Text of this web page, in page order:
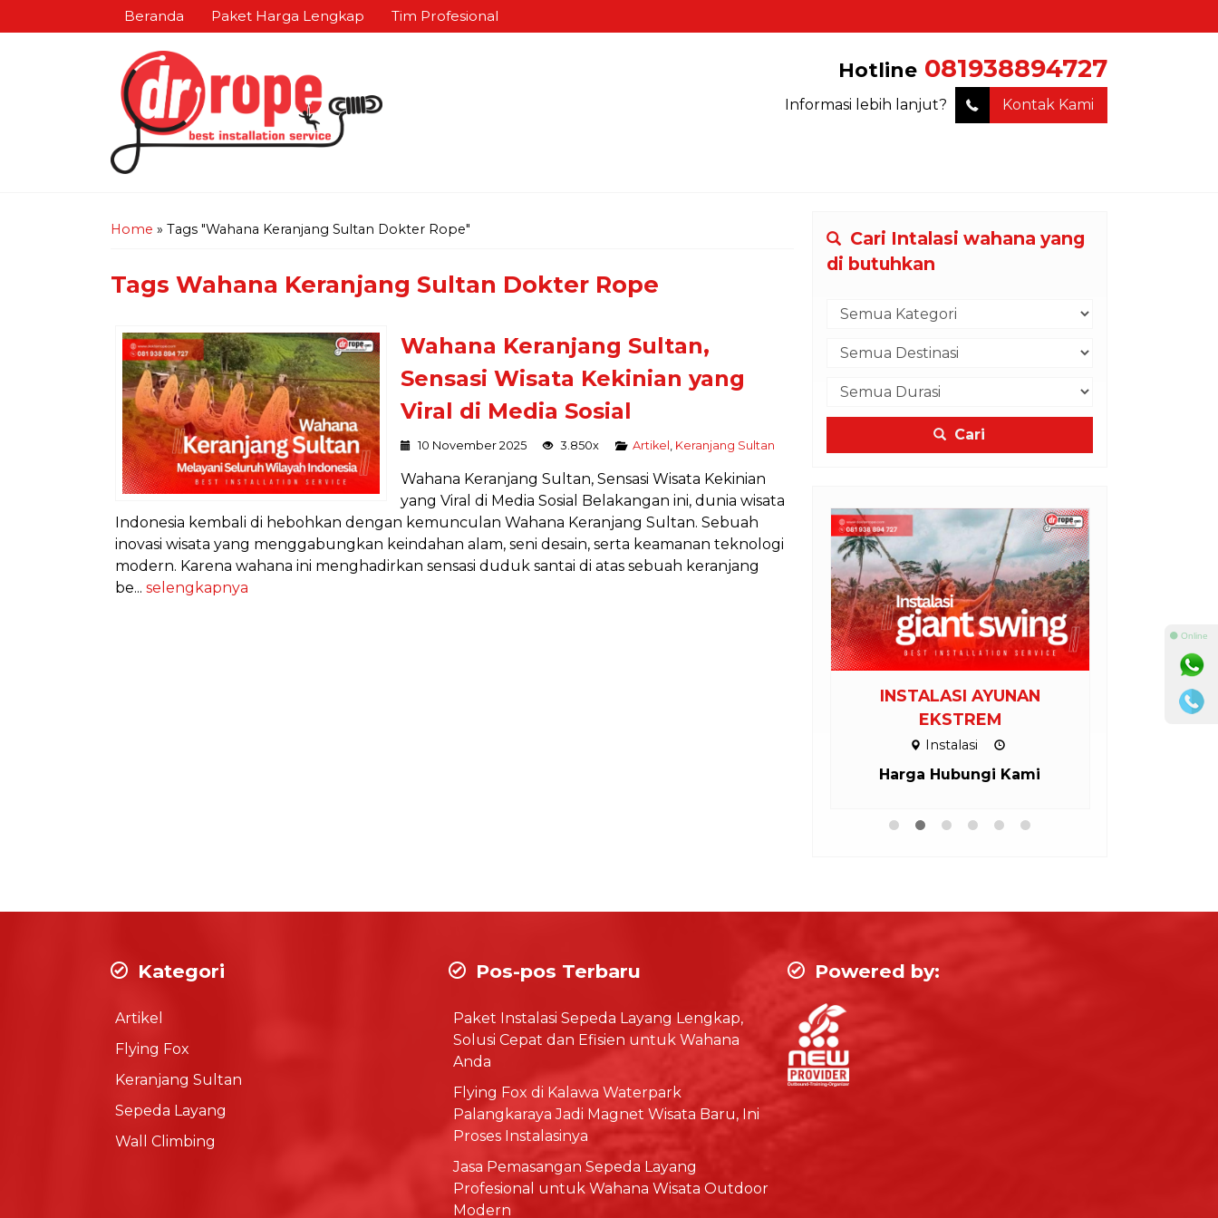
Beranda Paket Harga Lengkap Tim Profesional
Hotline 081938894727
Informasi lebih lanjut? Kontak Kami
Home » Tags "Wahana Keranjang Sultan Dokter Rope"
Tags Wahana Keranjang Sultan Dokter Rope
Wahana Keranjang Sultan,
Sensasi Wisata Kekinian yang
Viral di Media Sosial
10 November 2025 3.850x Artikel Keranjang Sultan
Wahana Keranjang Sultan, Sensasi Wisata Kekinian
yang Viral di Media Sosial Belakangan ini, dunia wisata
Indonesia kembali di hebohkan dengan kemunculan Wahana Keranjang Sultan. Sebuah
inovasi wisata yang menggabungkan keindahan alam, seni desain, serta keamanan teknologi
modern. Karena wahana ini menghadirkan sensasi duduk santai di atas sebuah keranjang
be... selengkapnya
Cari Intalasi wahana yang
di butuhkan
Cari
INSTALASI AYUNAN
EKSTREM
Instalasi
Harga Hubungi Kami
Kategori
Artikel
Flying Fox
Keranjang Sultan
Sepeda Layang
Wall Climbing
Pos-pos Terbaru
Paket Instalasi Sepeda Layang Lengkap,
Solusi Cepat dan Efisien untuk Wahana
Anda
Flying Fox di Kalawa Waterpark
Palangkaraya Jadi Magnet Wisata Baru, Ini
Proses Instalasinya
Jasa Pemasangan Sepeda Layang
Profesional untuk Wahana Wisata Outdoor
Powered by:
⚫ Online